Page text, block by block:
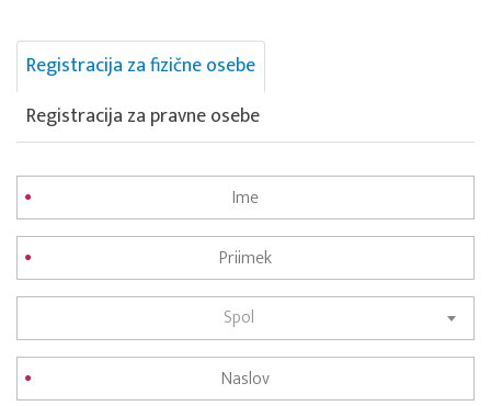
Registracija za fizične osebe
Registracija za pravne osebe
Spol